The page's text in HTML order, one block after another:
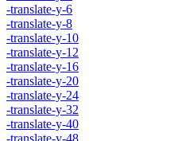
-translate-y-6
-translate-y-8
-translate-y-10
-translate-y-12
-translate-y-16
-translate-y-20
-translate-y-24
-translate-y-32
-translate-y-40
-translate-y-48